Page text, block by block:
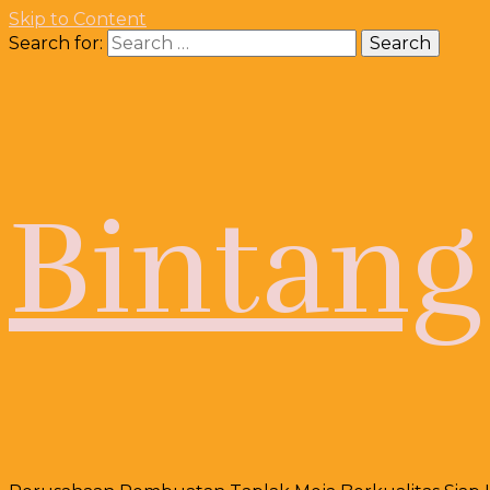
Skip to Content
Search for:
Bintang